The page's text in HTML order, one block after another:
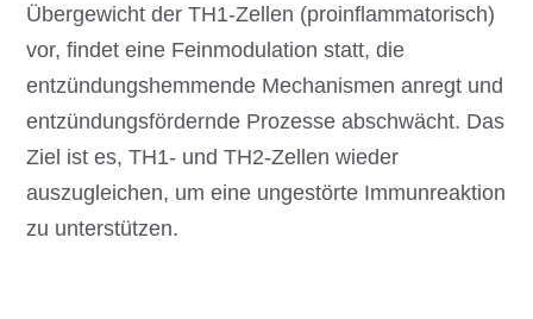
Übergewicht der TH1-Zellen (proinflammatorisch)
vor, findet eine Feinmodulation statt, die
entzündungshemmende Mechanismen anregt und
entzündungsfördernde Prozesse abschwächt. Das
Ziel ist es, TH1- und TH2-Zellen wieder
auszugleichen, um eine ungestörte Immunreaktion
zu unterstützen.